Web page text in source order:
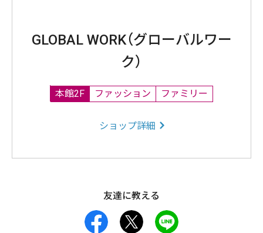
GLOBAL WORK（グローバルワー
ク）
本館2F ファッション ファミリー
ショップ詳細
友達に教える
facebook